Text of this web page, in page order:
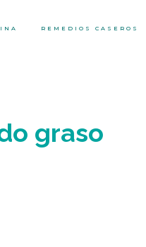
REMEDIOS CASEROS
graso